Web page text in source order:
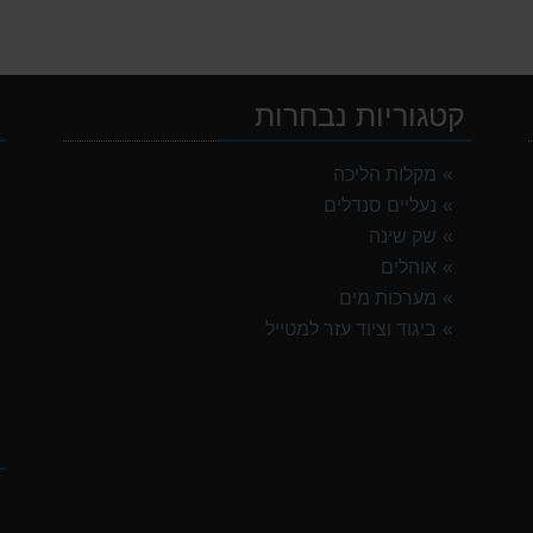
קטגוריות נבחרות
מקלות הליכה
נעליים סנדלים
שק שינה
אוהלים
מערכות מים
ביגוד וציוד עזר למטייל